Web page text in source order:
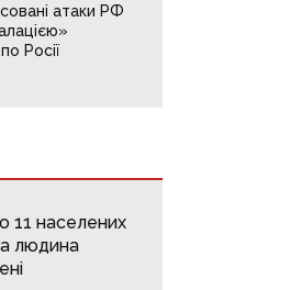
атаки РФ
Росії
11 населених
людина